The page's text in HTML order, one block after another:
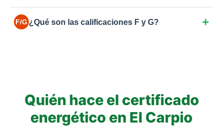
en la caldera.
La más común en España para viviendas anteriores
a 2007. Consumo moderado-alto por ventanas
F/G ¿Qué son las calificaciones F y G?
Quién hace el certificado
energético en El Carpio